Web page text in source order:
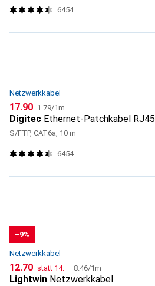
6454
Netzwerkkabel
CHF
17.90 CHF
1.79/1m
Digitec Ethernet-Patchkabel RJ45
S/FTP, CAT6a, 10 m
6454
−9%
Netzwerkkabel
CHF
12.70 statt CHF
14.– CHF
8.46/1m
Lightwin Netzwerkkabel